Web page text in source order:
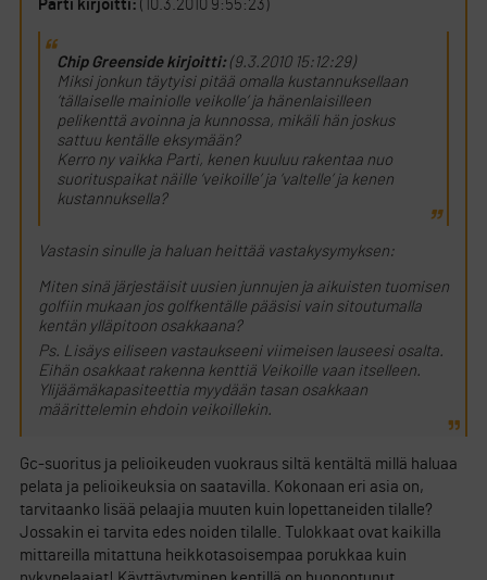
Parti kirjoitti: (10.3.2010 9:55:23)
Chip Greenside kirjoitti:(9.3.2010 15:12:29)
Miksi jonkun täytyisi pitää omalla kustannuksellaan
’tällaiselle mainiolle veikolle’ ja hänenlaisilleen
pelikenttä avoinna ja kunnossa, mikäli hän joskus
sattuu kentälle eksymään?
Kerro ny vaikka Parti, kenen kuuluu rakentaa nuo
suorituspaikat näille ’veikoille’ ja ’valtelle’ ja kenen
kustannuksella?
Vastasin sinulle ja haluan heittää vastakysymyksen:
Miten sinä järjestäisit uusien junnujen ja aikuisten tuomisen
golfiin mukaan jos golfkentälle pääsisi vain sitoutumalla
kentän ylläpitoon osakkaana?
Ps. Lisäys eiliseen vastaukseeni viimeisen lauseesi osalta.
Eihän osakkaat rakenna kenttiä Veikoille vaan itselleen.
Ylijäämäkapasiteettia myydään tasan osakkaan
määrittelemin ehdoin veikoillekin.
Gc-suoritus ja pelioikeuden vuokraus siltä kentältä millä haluaa
pelata ja pelioikeuksia on saatavilla. Kokonaan eri asia on,
tarvitaanko lisää pelaajia muuten kuin lopettaneiden tilalle?
Jossakin ei tarvita edes noiden tilalle. Tulokkaat ovat kaikilla
mittareilla mitattuna heikkotasoisempaa porukkaa kuin